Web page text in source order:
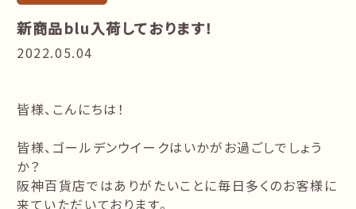
新商品blu入荷しております！
2022.05.04
皆様、こんにちは！
皆様、ゴールデンウイークはいかがお過ごしでしょう
か？
阪神百貨店ではありがたいことに毎日多くのお客様に
来ていただいております。